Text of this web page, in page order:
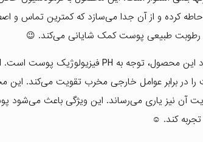
کرده و از آن جدا می‌سازد که کمترین تماس و
رطوبت طبیعی پوست کمک شایانی می‌کند. 😉
آن نیز یاری می‌رساند. این ویژگی باعث می‌شود
کند. ☺️